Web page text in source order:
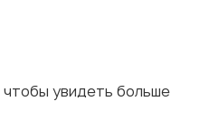
чтобы увидеть больше